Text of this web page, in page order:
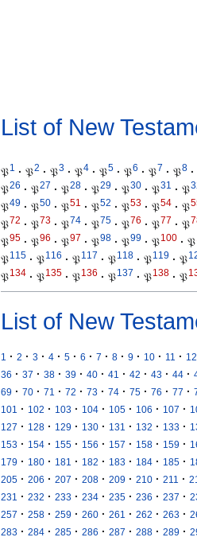
List of New
𝔓1 · 𝔓2 · 𝔓3 · 𝔓4 · 𝔓5 · 𝔓6 · 𝔓7 · 𝔓8 ·
𝔓26 · 𝔓27 · 𝔓28 · 𝔓29 · 𝔓30 · 𝔓31 · 𝔓
𝔓49 · 𝔓50 · 𝔓51 · 𝔓52 · 𝔓53 · 𝔓54 · 𝔓
𝔓72 · 𝔓73 · 𝔓74 · 𝔓75 · 𝔓76 · 𝔓77 · 𝔓
𝔓95 · 𝔓96 · 𝔓97 · 𝔓98 · 𝔓99 · 𝔓100 · 𝔓
𝔓115 · 𝔓116 · 𝔓117 · 𝔓118 · 𝔓119 · 𝔓
𝔓134 · 𝔓135 · 𝔓136 · 𝔓137 · 𝔓138 · 𝔓
List of New
1 · 2 · 3 · 4 · 5 · 6 · 7 · 8 · 9 · 10 · 11 · 12
36 · 37 · 38 · 39 · 40 · 41 · 42 · 43 · 44 ·
69 · 70 · 71 · 72 · 73 · 74 · 75 · 76 · 77 ·
101
· 102 · 103 · 104 · 105 · 106 · 107 ·
127 · 128 · 129 · 130 · 131 · 132 · 133 ·
153 · 154 · 155 · 156 · 157 · 158 · 159 ·
179 · 180 · 181 · 182 · 183 · 184 · 185 ·
205 · 206 · 207 · 208 · 209 · 210 · 211 ·
231
· 232 · 233 · 234 · 235 · 236 · 237 ·
257 · 258 · 259 · 260 · 261 · 262 · 263 ·
283 · 284 · 285 · 286 · 287 · 288 · 289 ·